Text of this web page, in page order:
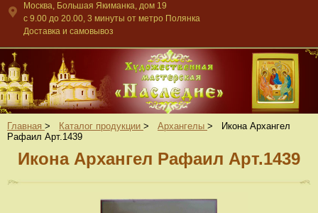
Москва, Большая Якиманка, дом 19
c 9.00 до 20.00, 3 минуты от метро Полянка
Доставка и самовывоз
Главная > Каталог продукции > Архангелы >
Икона Архангел
Рафаил Арт.1439
Икона Архангел Рафаил Арт.1439